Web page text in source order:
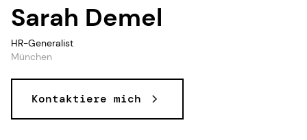
Sarah Demel
HR-Generalist
München
Kontaktiere mich